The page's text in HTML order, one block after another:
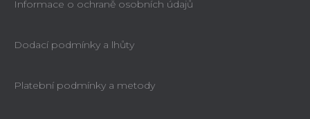
Informace o ochraně osobních údajů
Dodací podmínky a lhůty
Platební podmínky a metody